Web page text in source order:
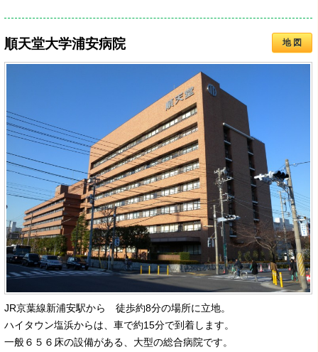
地 図
順天堂大学浦安病院
JR京葉線新浦安駅から 徒歩約8分の場所に立地。
ハイタウン塩浜からは、車で約15分で到着します。
一般６５６床の設備がある、大型の総合病院です。